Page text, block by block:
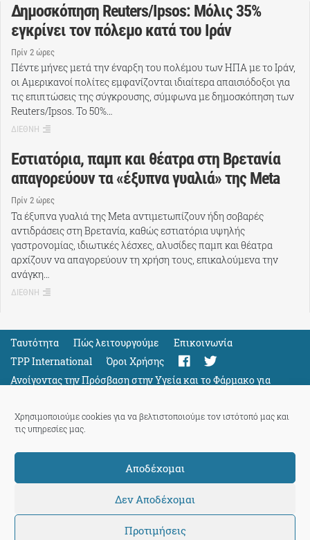
Χρησιμοποιούμε cookies για να βελτιστοποιούμε τον ιστότοπό μας και
τις υπηρεσίες μας.
Αποδέχομαι
Δεν Αποδέχομαι
Προτιμήσεις
Δημοσκόπηση Reuters/Ipsos: Μόλις 35%
εγκρίνει τον πόλεμο κατά του Ιράν
Πρίν 2 ώρες
Πέντε μήνες μετά την έναρξη του πολέμου των ΗΠΑ με το Ιράν,
οι Αμερικανοί πολίτες εμφανίζονται ιδιαίτερα απαισιόδοξοι για
τις επιπτώσεις της σύγκρουσης, σύμφωνα με δημοσκόπηση των
Reuters/Ipsos. Το 50%…
ΔΙΕΘΝΗ
Εστιατόρια, παμπ και θέατρα στη Βρετανία
απαγορεύουν τα «έξυπνα γυαλιά» της Meta
Πρίν 2 ώρες
Τα έξυπνα γυαλιά της Meta αντιμετωπίζουν ήδη σοβαρές
αντιδράσεις στη Βρετανία, καθώς εστιατόρια υψηλής
γαστρονομίας, ιδιωτικές λέσχες, αλυσίδες παμπ και θέατρα
αρχίζουν να απαγορεύουν τη χρήση τους, επικαλούμενα την
ανάγκη…
ΔΙΕΘΝΗ
Ταυτότητα Πώς λειτουργούμε
Eπικοινωνία
TPP International
Όροι Χρήσης
Ανοίγοντας την Πρόσβαση στην Υγεία και το Φάρμακο για
Όλους
Support
ThePressProject
powered by our community members
© 2026 ThePressProject | Created by BitsnBytes & re-manufactured